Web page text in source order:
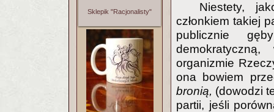
Sklepik "Racjonalisty"
Niestety,
członkiem takiej
publicznie
organizmie
ona bowiem
bronią, (dowodzi
partii, jeśli